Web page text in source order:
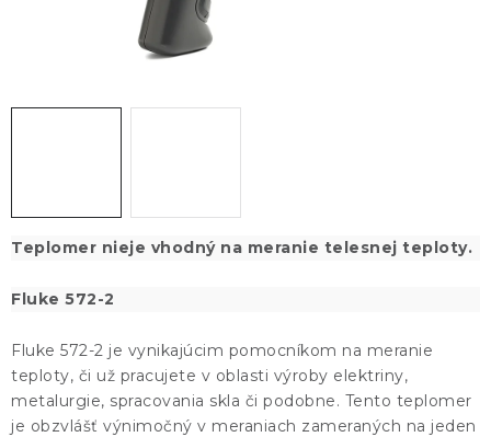
Obchodné podmienky
Teplomer nieje vhodný na meranie telesnej teploty.
Fluke 572-2
Fluke 572-2 je vynikajúcim pomocníkom na meranie
teploty, či už pracujete v oblasti výroby elektriny,
metalurgie, spracovania skla či podobne. Tento teplomer
je obzvlášť výnimočný v meraniach zameraných na jeden